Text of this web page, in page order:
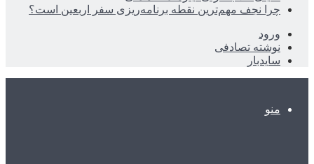
چرا نجف مهم‌ترین نقطه برنامه‌ریزی سفر اربعین است؟
ورود
نوشته تصادفی
سایدبار
منو